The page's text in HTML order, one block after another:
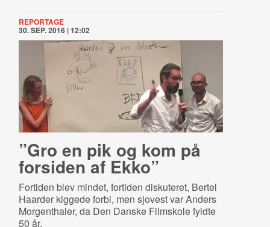
REPORTAGE
30. SEP. 2016 | 12:02
”Gro en pik og kom på
forsiden af Ekko”
Fortiden blev mindet, fortiden diskuteret, Bertel
Haarder kiggede forbi, men sjovest var Anders
Morgenthaler, da Den Danske Filmskole fyldte
50 år.